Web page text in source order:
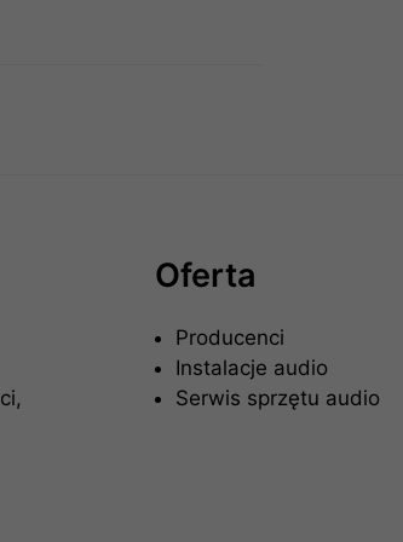
Oferta
Producenci
Instalacje audio
Serwis sprzętu audio